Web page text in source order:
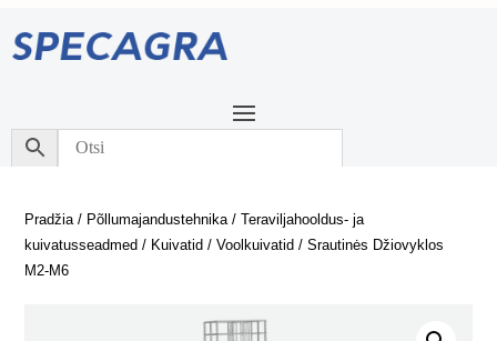
Pradžia/ Põllumajandustehnika/Teraviljahooldus- ja
kuivatusseadmed / Kuivatid /Voolkuivatid / Srautinės Džiovyklos
M2-M6